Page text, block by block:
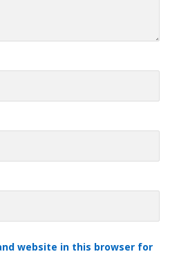
website in this browser for